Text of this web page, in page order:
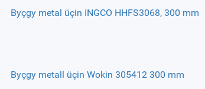
Byçgy metal üçin INGCO HHFS3068, 300 mm
Byçgy metall üçin Wokin 305412 300 mm